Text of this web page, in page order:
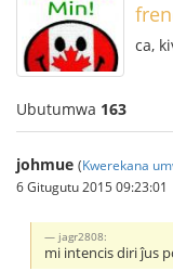
ca,
Ubutumwa 163
johmue (Kwerekana
6 Gitugutu 2015 09:23:01
jagr2808:
mi intencis diri ĵus